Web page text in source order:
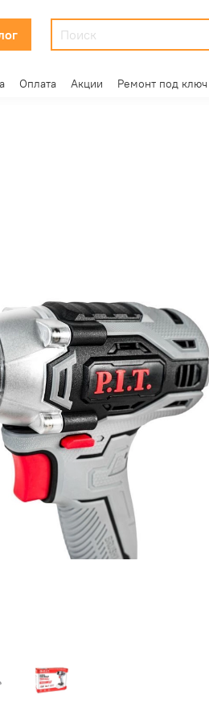
Оплата Акции Ремонт под ключ